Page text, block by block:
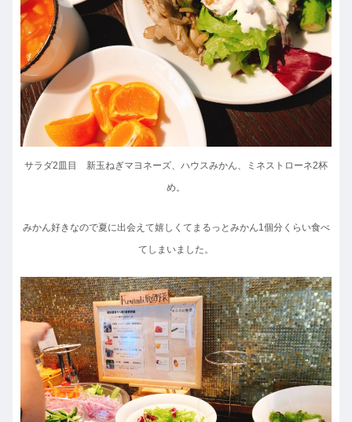
サラダ2皿目 新玉ねぎマヨネーズ、ハウスみかん、ミネストローネ2杯
め。
みかん好きなので夏に出会えて嬉しくてまるっとみかん1個分くらい食べ
てしまいました。